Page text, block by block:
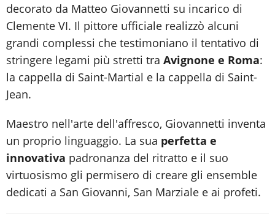
decorato da Matteo Giovannetti su incarico di
Clemente VI. Il pittore ufficiale realizzò alcuni
grandi complessi che testimoniano il tentativo di
stringere legami più stretti tra Avignone e Roma:
la cappella di Saint-Martial e la cappella di Saint-
Jean.
Maestro nell'arte dell'affresco, Giovannetti inventa
un proprio linguaggio. La sua perfetta e
innovativa padronanza del ritratto e il suo
virtuosismo gli permisero di creare gli ensemble
dedicati a San Giovanni, San Marziale e ai profeti.